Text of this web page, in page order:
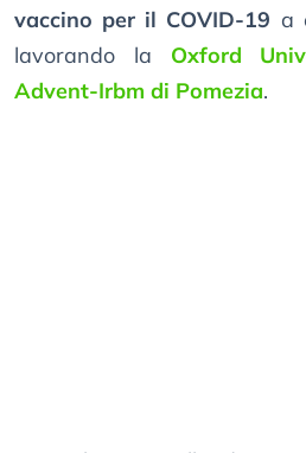
vaccino per il COVID-19 a
lavorando la Oxford
Advent-Irbm di Pomezia.